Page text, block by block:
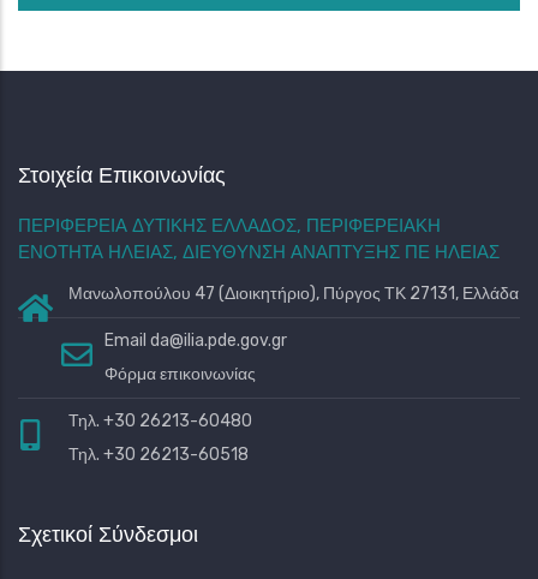
Στοιχεία Επικοινωνίας
ΠΕΡΙΦΕΡΕΙΑ ΔΥΤΙΚΗΣ ΕΛΛΑΔΟΣ, ΠΕΡΙΦΕΡΕΙΑΚΗ
ΕΝΟΤΗΤΑ ΗΛΕΙΑΣ, ΔΙΕΥΘΥΝΣΗ ΑΝΑΠΤΥΞΗΣ ΠΕ ΗΛΕΙΑΣ
Μανωλοπούλου 47 (Διοικητήριο), Πύργος ΤΚ 27131, Ελλάδα
Email da@ilia.pde.gov.gr
Φόρμα επικοινωνίας
Τηλ. +30 26213-60480
Τηλ. +30 26213-60518
Σχετικοί Σύνδεσμοι